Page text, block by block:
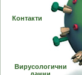
Контакти
Вирусологични